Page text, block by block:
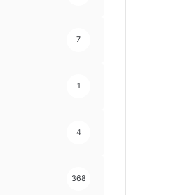
7
1
4
368